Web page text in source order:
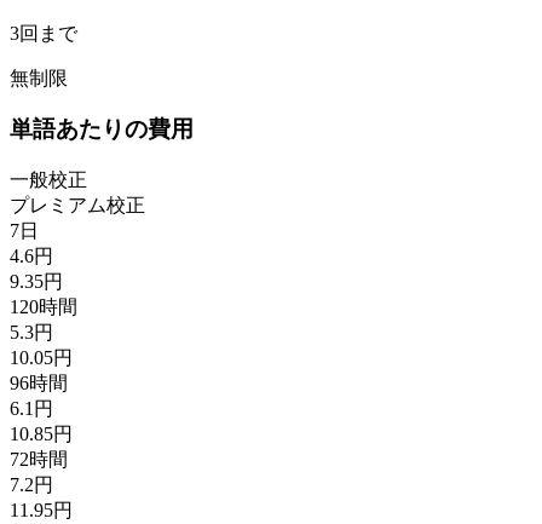
3回まで
無制限
単語あたりの費用
一般校正
プレミアム校正
7日
4.6円
9.35円
120時間
5.3円
10.05円
96時間
6.1円
10.85円
72時間
7.2円
11.95円